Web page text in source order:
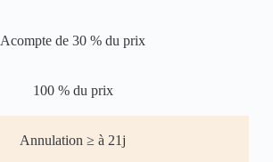
Acompte de 30 % du prix
100 % du prix
Annulation ≥ à 21j